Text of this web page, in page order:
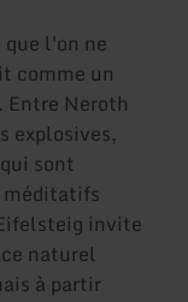
l'on ne
comme un
Neroth
explosives,
sont
méditatifs
invite
naturel
à partir